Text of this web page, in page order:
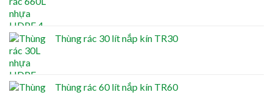
Thùng rác 30 lít nắp kín TR30
Thùng rác 60 lít nắp kín TR60